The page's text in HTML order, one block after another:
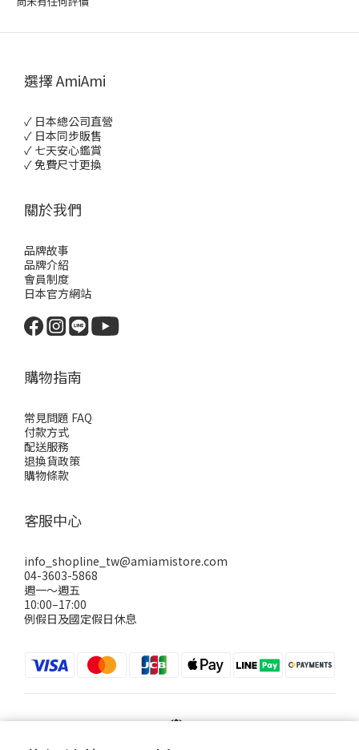
選擇 AmiAmi
✓ 日本總公司直營
✓ 日本同步販售
✓ 七天安心鑑賞
✓ 免費尺寸更換
關於我們
品牌故事
品牌介紹
會員制度
日本官方網站
購物指南
常見問題 FAQ
付款方式
配送服務
退換貨政策
購物條款
客服中心
info_shopline_tw@amiamistore.com
04-3603-5868
週一～週五
10:00–17:00
例假日及國定假日休息
$TWD 繁體中文